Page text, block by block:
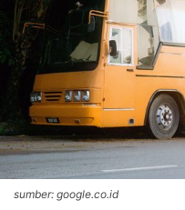
sumber: google.co.id